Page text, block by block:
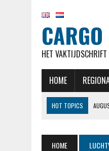
HET
HOME
HOT TOPICS
HOME